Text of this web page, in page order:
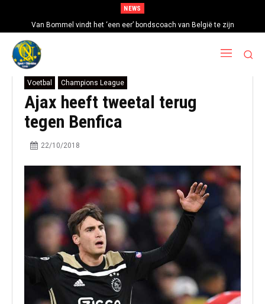
NEWS
Van Bommel vindt het ‘een eer’ bondscoach van België te zijn
Voetbal Champions League
Ajax heeft tweetal terug
tegen Benfica
22/10/2018